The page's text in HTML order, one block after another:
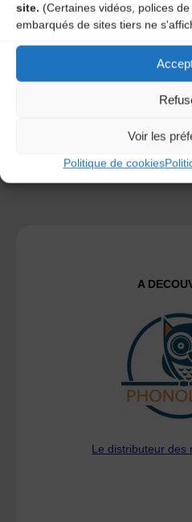
site. (Certaines vidéos, polices
embarqués de sites tiers ne
Voir les
Politique de cookies
Save my name, email, and
time I post a comment.
Ce site utilise Akismet pour
savoir plus sur la façon dont
A
Le distributeur des